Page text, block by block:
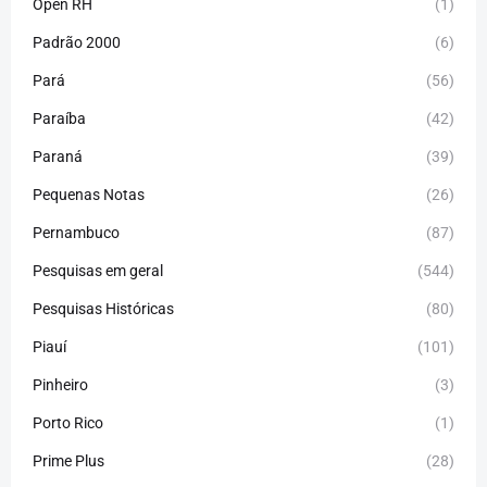
Open RH (1)
Padrão 2000 (6)
Pará (56)
Paraíba (42)
Paraná (39)
Pequenas Notas (26)
Pernambuco (87)
Pesquisas em geral (544)
Pesquisas Históricas (80)
Piauí (101)
Pinheiro (3)
Porto Rico (1)
Prime Plus (28)